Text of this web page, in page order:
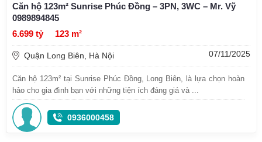
Căn hộ 123m² Sunrise Phúc Đồng – 3PN, 3WC – Mr. Vỹ
0989894845
6.699 tỷ
123 m²
Quận Long Biên, Hà Nội 07/11/2025
Căn hộ 123m² tại Sunrise Phúc Đồng, Long Biên, là lựa chọn hoàn
hảo cho gia đình bạn với những tiện ích đáng giá và ...
0936000458